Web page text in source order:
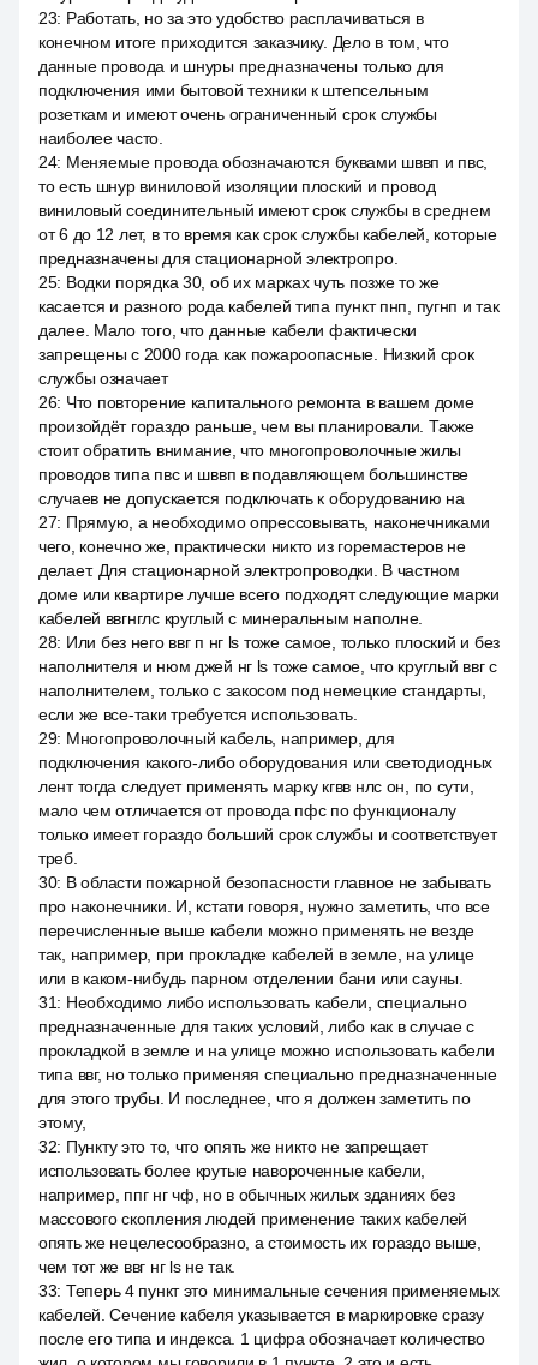
23: Работать, но за это удобство расплачиваться в
конечном итоге приходится заказчику. Дело в том, что
данные провода и шнуры предназначены только для
подключения ими бытовой техники к штепсельным
розеткам и имеют очень ограниченный срок службы
наиболее часто.
24: Меняемые провода обозначаются буквами шввп и пвс,
то есть шнур виниловой изоляции плоский и провод
виниловый соединительный имеют срок службы в среднем
от 6 до 12 лет, в то время как срок службы кабелей, которые
предназначены для стационарной электропро.
25: Водки порядка 30, об их марках чуть позже то же
касается и разного рода кабелей типа пункт пнп, пугнп и так
далее. Мало того, что данные кабели фактически
запрещены с 2000 года как пожароопасные. Низкий срок
службы означает
26: Что повторение капитального ремонта в вашем доме
произойдёт гораздо раньше, чем вы планировали. Также
стоит обратить внимание, что многопроволочные жилы
проводов типа пвс и шввп в подавляющем большинстве
случаев не допускается подключать к оборудованию на
27: Прямую, а необходимо опрессовывать, наконечниками
чего, конечно же, практически никто из горемастеров не
делает. Для стационарной электропроводки. В частном
доме или квартире лучше всего подходят следующие марки
кабелей ввгнглс круглый с минеральным наполне.
28: Или без него ввг п нг ls тоже самое, только плоский и без
наполнителя и нюм джей нг ls тоже самое, что круглый ввг с
наполнителем, только с закосом под немецкие стандарты,
если же все-таки требуется использовать.
29: Многопроволочный кабель, например, для
подключения какого-либо оборудования или светодиодных
лент тогда следует применять марку кгвв нлс он, по сути,
мало чем отличается от провода пфс по функционалу
только имеет гораздо больший срок службы и соответствует
треб.
30: В области пожарной безопасности главное не забывать
про наконечники. И, кстати говоря, нужно заметить, что все
перечисленные выше кабели можно применять не везде
так, например, при прокладке кабелей в земле, на улице
или в каком-нибудь парном отделении бани или сауны.
31: Необходимо либо использовать кабели, специально
предназначенные для таких условий, либо как в случае с
прокладкой в земле и на улице можно использовать кабели
типа ввг, но только применяя специально предназначенные
для этого трубы. И последнее, что я должен заметить по
этому,
32: Пункту это то, что опять же никто не запрещает
использовать более крутые навороченные кабели,
например, ппг нг чф, но в обычных жилых зданиях без
массового скопления людей применение таких кабелей
опять же нецелесообразно, а стоимость их гораздо выше,
чем тот же ввг нг ls не так.
33: Теперь 4 пункт это минимальные сечения применяемых
кабелей. Сечение кабеля указывается в маркировке сразу
после его типа и индекса. 1 цифра обозначает количество